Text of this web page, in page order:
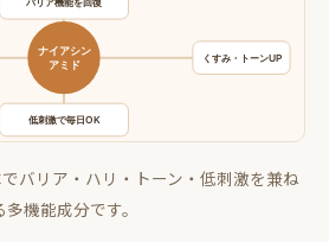
バリア・ハリ・トーン・低刺激を兼ね
多機能成分です。